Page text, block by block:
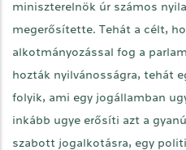
miniszterelnök úr számos
megerősítette. Tehát a célt,
alkotmányozással fog a
hozták nyilvánosságra, tehát
folyik, ami egy jogállamban
inkább ugye erősíti azt a
szabott jogalkotásra, egy